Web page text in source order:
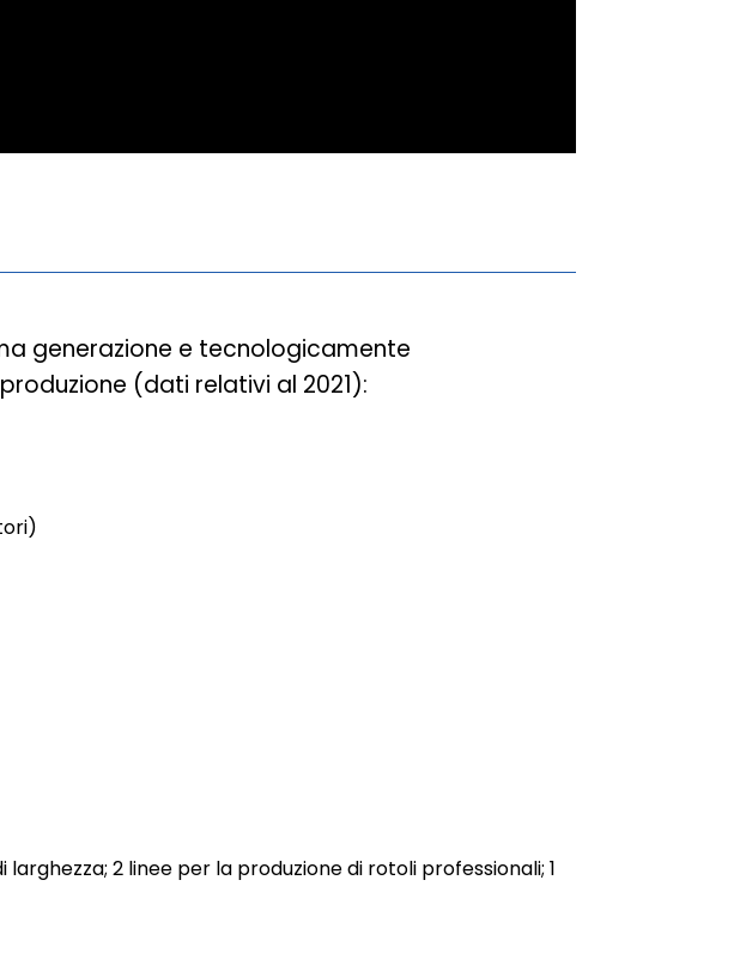
generazione e tecnologicamente
(dati relativi al 2021):
2 linee per la produzione di rotoli professionali; 1